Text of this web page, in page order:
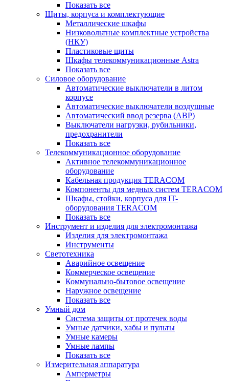
Показать все
Щиты, корпуса и комплектующие
Металлические шкафы
Низковольтные комплектные устройства
(НКУ)
Пластиковые щиты
Шкафы телекоммуникационные Astra
Показать все
Силовое оборудование
Автоматические выключатели в литом
корпусе
Автоматические выключатели воздушные
Автоматический ввод резерва (АВР)
Выключатели нагрузки, рубильники,
предохранители
Показать все
Телекоммуникационное оборудование
Активное телекоммуникационное
оборудование
Кабельная продукция TERACOM
Компоненты для медных систем TERACOM
Шкафы, стойки, корпуса для IT-
оборудования TERACOM
Показать все
Инструмент и изделия для электромонтажа
Изделия для электромонтажа
Инструменты
Светотехника
Аварийное освещение
Коммерческое освещение
Коммунально-бытовое освещение
Наружное освещение
Показать все
Умный дом
Система защиты от протечек воды
Умные датчики, хабы и пульты
Умные камеры
Умные лампы
Показать все
Измерительная аппаратура
Амперметры